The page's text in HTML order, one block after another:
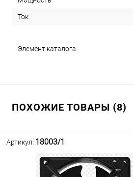
Ток
Элемент каталога
ПОХОЖИЕ ТОВАРЫ (8)
Артикул: 18003/1